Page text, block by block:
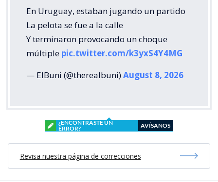
En Uruguay, estaban jugando un partido
La pelota se fue a la calle
Y terminaron provocando un choque
múltiple pic.twitter.com/k3yxS4Y4MG
— ElBuni (@therealbuni)August 8, 2026
¿ENCONTRASTE UN
ERROR?
AVÍSANOS
Revisa nuestra página de correcciones